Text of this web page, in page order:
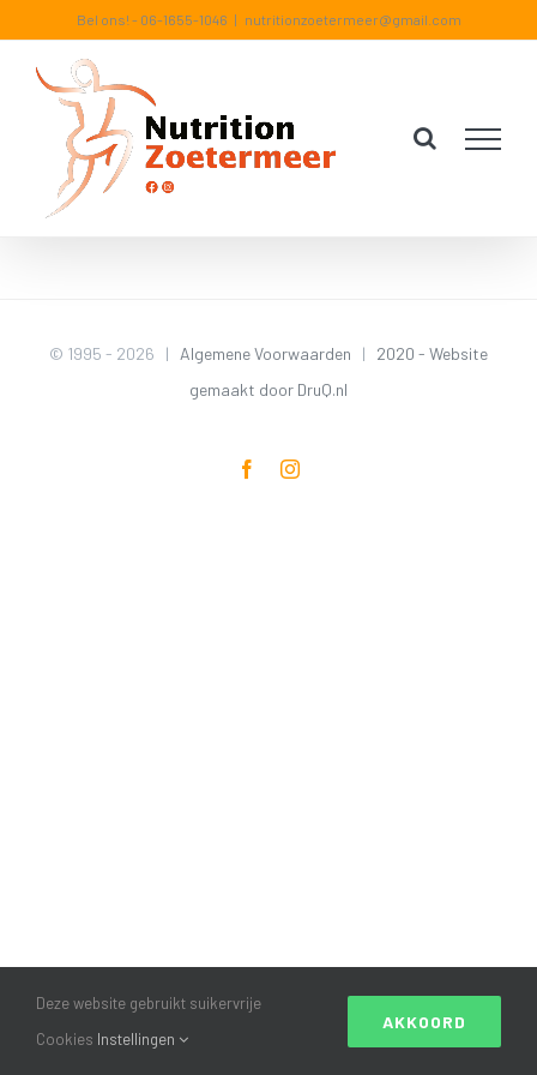
inhoud
Bel ons! - 06-1655-1046 | nutritionzoetermeer@gmail.com
© 1995 - 2026 | Algemene Voorwaarden | 2020 - Website
gemaakt door DruQ.nl
FacebookInstagram
Deze website gebruikt suikervrije
Cookies Instellingen
AKKOORD